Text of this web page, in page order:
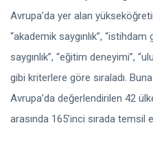
Avrupa’da yer alan
“akademik saygınlık”,
saygınlık”, “eğitim deneyimi”,
gibi kriterlere göre sıraladı.
Avrupa’da değerlendirilen 42
arasında 165’inci sırada temsil